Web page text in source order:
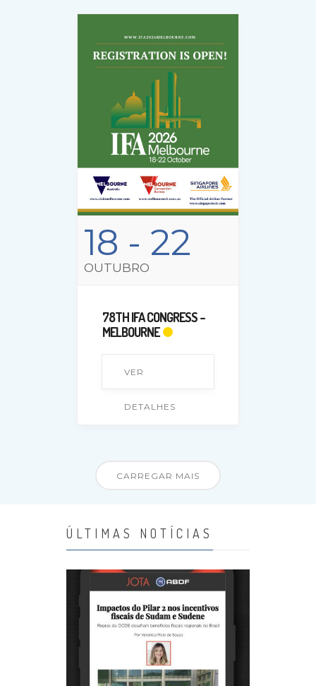
18 - 22
OUTUBRO
78TH IFA CONGRESS –
MELBOURNE
VER
DETALHES
CARREGAR MAIS
ÚLTIMAS NOTÍCIAS